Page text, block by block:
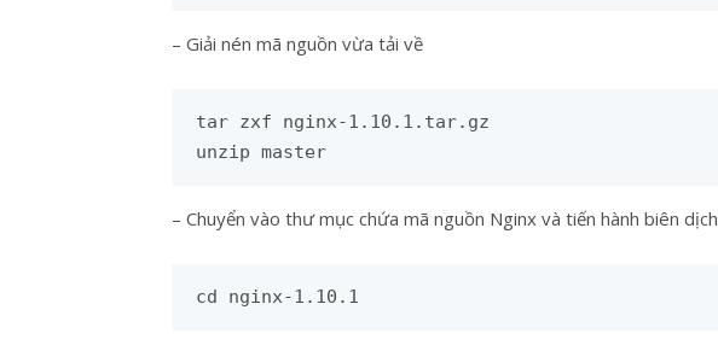
– Giải nén mã nguồn vừa tải về
tar zxf nginx-1.10.1.tar.gz
unzip master
– Chuyển vào thư mục chứa mã nguồn Nginx và tiến hành biên dịch
cd nginx-1.10.1